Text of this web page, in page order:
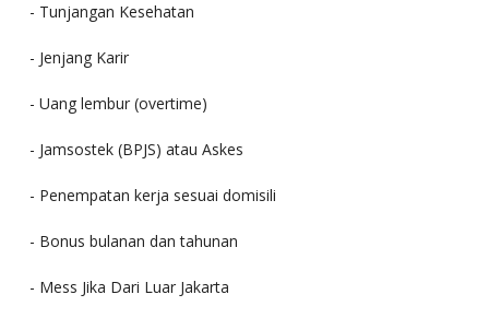
- Tunjangan Kesehatan
- Jenjang Karir
- Uang lembur (overtime)
- Jamsostek (BPJS) atau Askes
- Penempatan kerja sesuai domisili
- Bonus bulanan dan tahunan
- Mess Jika Dari Luar Jakarta